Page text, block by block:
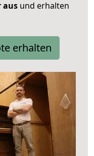
aus und erhalten
erhalten